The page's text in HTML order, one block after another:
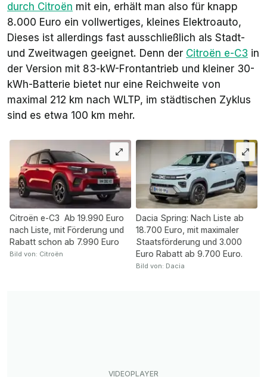
durch Citroën mit ein, erhält man also für knapp
8.000 Euro ein vollwertiges, kleines Elektroauto,
Dieses ist allerdings fast ausschließlich als Stadt-
und Zweitwagen geeignet. Denn der Citroën e-C3 in
der Version mit 83-kW-Frontantrieb und kleiner 30-
kWh-Batterie bietet nur eine Reichweite von
maximal 212 km nach WLTP, im städtischen Zyklus
sind es etwa 100 km mehr.
Citroën e-C3 Ab 19.990 Euro
nach Liste, mit Förderung und
Rabatt schon ab 7.990 Euro
Bild von: Citroën
Dacia Spring: Nach Liste ab
18.700 Euro, mit maximaler
Staatsförderung und 3.000
Euro Rabatt ab 9.700 Euro.
Bild von: Dacia